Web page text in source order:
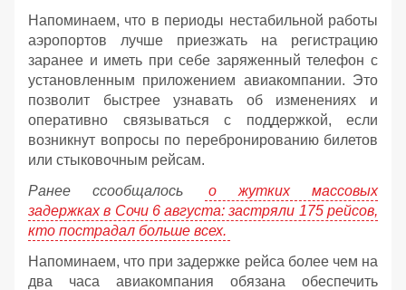
Напоминаем, что в периоды нестабильной работы
аэропортов лучше приезжать на регистрацию
заранее и иметь при себе заряженный телефон с
установленным приложением авиакомпании. Это
позволит быстрее узнавать об изменениях и
оперативно связываться с поддержкой, если
возникнут вопросы по перебронированию билетов
или стыковочным рейсам.
Ранее ссообщалось
о жутких массовых
задержках в Сочи 6 августа: застряли 175 рейсов,
кто пострадал больше всех.
Напоминаем, что при задержке рейса более чем на
два часа авиакомпания обязана обеспечить